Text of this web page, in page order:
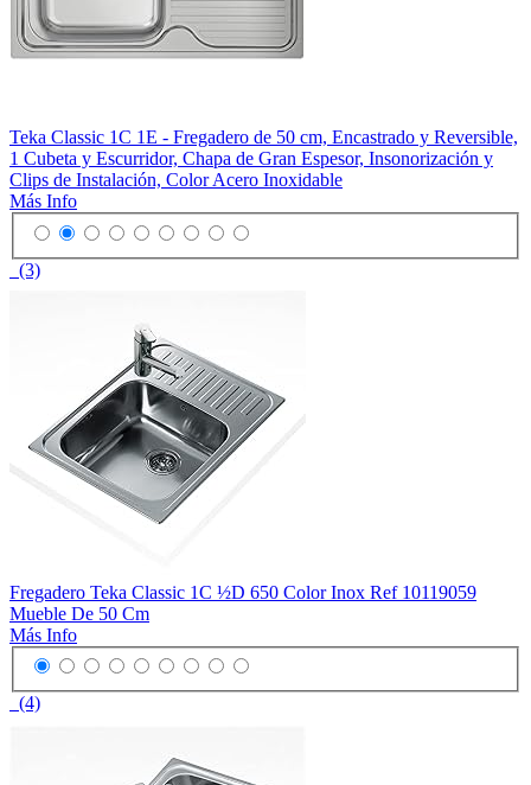
Teka Classic 1C 1E - Fregadero de 50 cm, Encastrado y Reversible,
1 Cubeta y Escurridor, Chapa de Gran Espesor, Insonorización y
Clips de Instalación, Color Acero Inoxidable
Más Info
(3)
Fregadero Teka Classic 1C ½D 650 Color Inox Ref 10119059
Mueble De 50 Cm
Más Info
(4)